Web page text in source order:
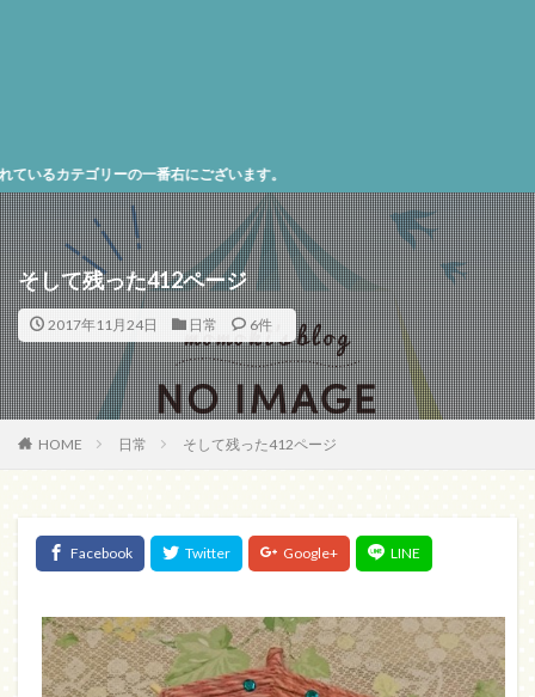
番右にございます。
そして残った412ページ
2017年11月24日 日常 6件
HOME 日常 そして残った412ページ